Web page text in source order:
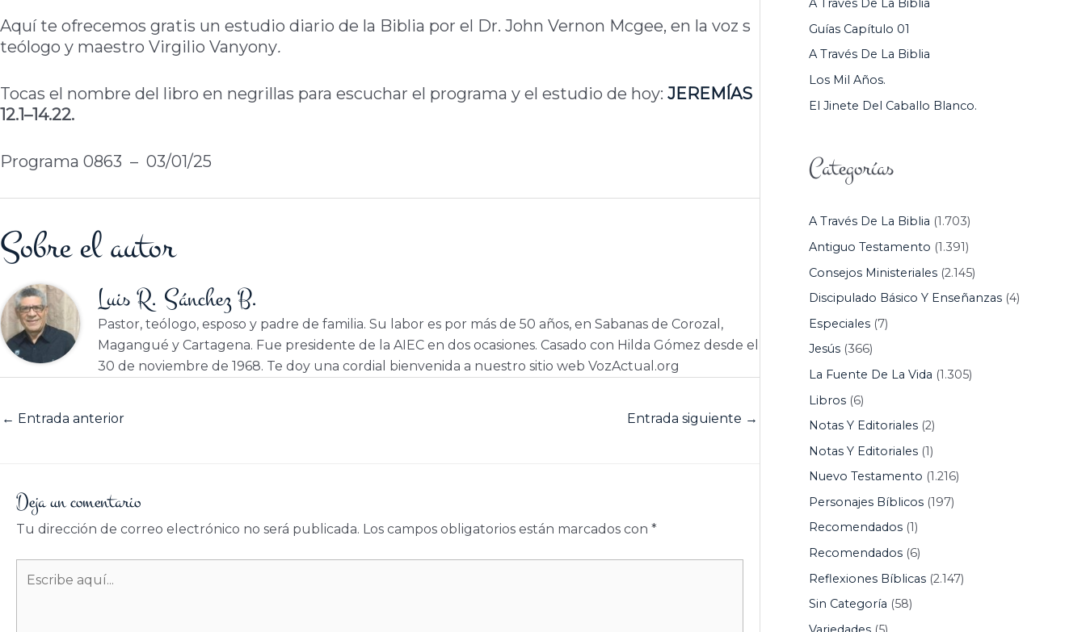
Aquí te ofrecemos gratis un estudio diario de la Biblia por el Dr. John Vernon Mcgee, en la voz s
teólogo y maestro Virgilio Vanyony.
Tocas el nombre del libro en negrillas para escuchar el programa y el estudio de hoy: JEREMÍAS
12.1–14.22.
Programa 0863 – 03/01/25
Sobre el autor
Luis R. Sánchez B.
Pastor, teólogo, esposo y padre de familia. Su labor es por más de 50 años, en Sabanas de Corozal,
Magangué y Cartagena. Fue presidente de la AIEC en dos ocasiones. Casado con Hilda Gómez desde el
30 de noviembre de 1968. Te doy una cordial bienvenida a nuestro sitio web VozActual.org
← Entrada anterior Entrada siguiente →
Deja un comentario
Tu dirección de correo electrónico no será publicada. Los campos obligatorios están marcados con *
aquí...
R
:
A Través De La Biblia
Guías Capítulo 01
A Través De La Biblia
Los Mil Años.
El Jinete Del Caballo Blanco.
Categorías
A Través De La Biblia (1.703)
Antiguo Testamento (1.391)
Consejos Ministeriales(2.145)
Discipulado Básico Y Enseñanzas(4)
Especiales(7)
Jesús(366)
La Fuente De La Vida (1.305)
Libros(6)
Notas Y Editoriales(2)
Notas Y Editoriales(1)
Nuevo Testamento (1.216)
Personajes Bíblicos(197)
Recomendados(1)
Recomendados(6)
Reflexiones Bíblicas(2.147)
Sin Categoría (58)